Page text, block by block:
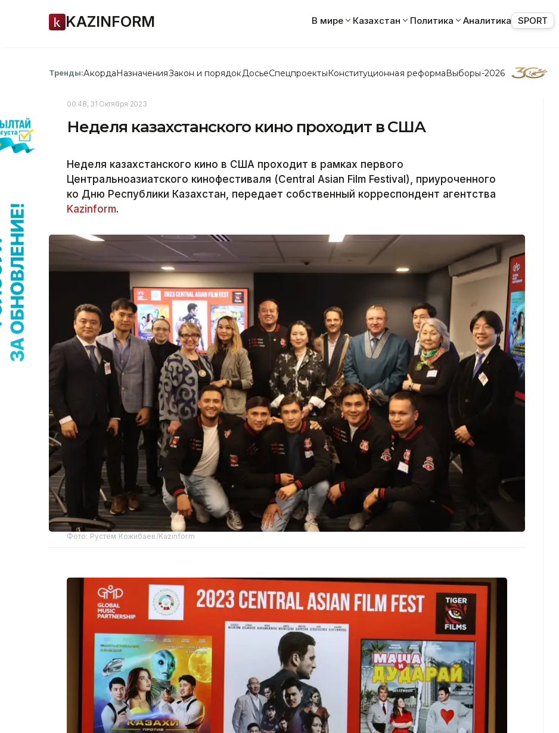
KAZINFORM В мире Казахстан Политика Аналитика SPORT
Тренды:АкордаНазначенияЗакон и порядок ДосьеСпецпроектыКонституционная реформаВыборы-2026
00:48, 31 Октября 2023
Неделя казахстанского кино проходит в США
Неделя казахстанского кино в США проходит в рамках первого
Центральноазиатского кинофестиваля (Central Asian Film Festival), приуроченного
ко Дню Республики Казахстан, передает собственный корреспондент агентства
Kazinform.
Фото: Рустем Кожибаев/Kazinform